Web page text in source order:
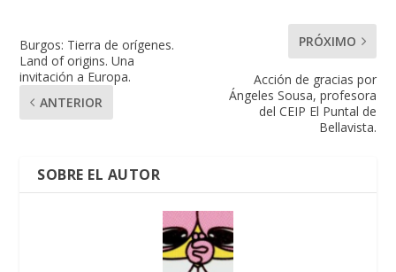
Burgos: Tierra de orígenes.
Land of origins. Una
invitación a Europa.
ANTERIOR
PRÓXIMO
Acción de gracias por
Ángeles Sousa, profesora
del CEIP El Puntal de
Bellavista.
SOBRE EL AUTOR